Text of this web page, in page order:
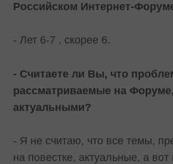
Российском Интернет-
- Лет 6-7 , скорее 6.
- Считаете ли Вы, что
рассматриваемые на
актуальными?
- Я не считаю, что все темы,
на повестке, актуальные, а вот